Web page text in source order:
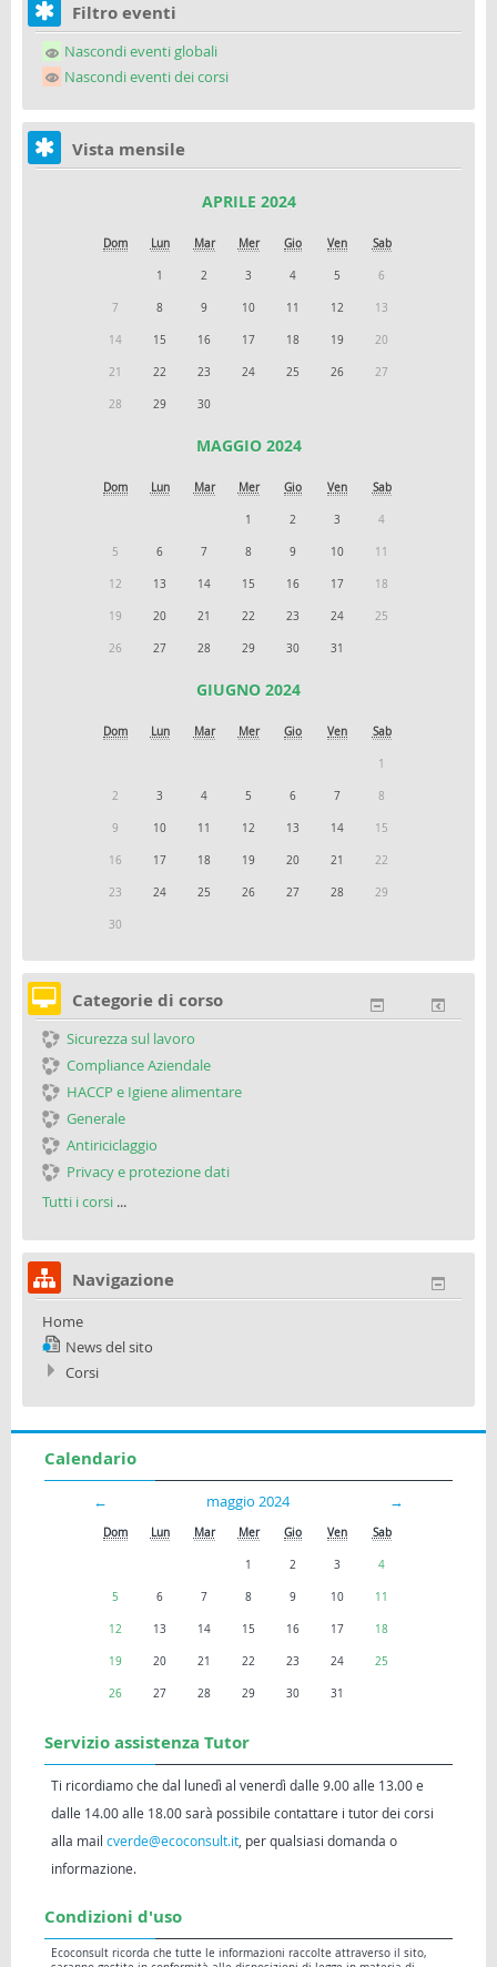
Filtro eventi
Nascondi eventi globali
Nascondi eventi dei corsi
Vista mensile
APRILE 2024
Dom Lun Mar Mer Gio Ven Sab
1 2 3 4 5 6
7 8 9 10 11 12 13
14 15 16 17 18 19 20
21 22 23 24 25 26 27
28 29 30
MAGGIO 2024
Dom Lun Mar Mer Gio Ven Sab
1 2 3 4
5 6 7 8 9 10 11
12 13 14 15 16 17 18
19 20 21 22 23 24 25
26 27 28 29 30 31
GIUGNO 2024
Dom Lun Mar Mer Gio Ven Sab
1
2 3 4 5 6 7 8
9 10 11 12 13 14 15
16 17 18 19 20 21 22
23 24 25 26 27 28 29
30
Categorie di corso
Sicurezza sul lavoro
Compliance Aziendale
HACCP e Igiene alimentare
Generale
Antiriciclaggio
Privacy e protezione dati
Tutti i corsi ...
Navigazione
Home
News del sito
Corsi
Calendario
← maggio 2024 →
Dom Lun Mar Mer Gio Ven Sab
1 2 3 4
5 6 7 8 9 10 11
12 13 14 15 16 17 18
19 20 21 22 23 24 25
26 27 28 29 30 31
Servizio assistenza Tutor
Ti ricordiamo che dal lunedì al venerdì dalle 9.00 alle 13.00 e
dalle 14.00 alle 18.00 sarà possibile contattare i tutor dei corsi
alla mail cverde@ecoconsult.it , per qualsiasi domanda o
informazione.
Condizioni d'uso
Ecoconsult ricorda che tutte le informazioni raccolte attraverso il sito,